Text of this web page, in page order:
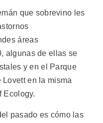
que sobrevino les
áreas
algunas de ellas se
y en el Parque
en la misma
Ecology.
pasado es cómo las